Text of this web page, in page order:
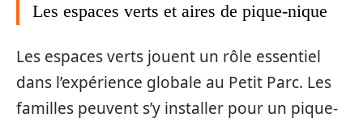
Les espaces verts et aires de pique-nique
Les espaces verts jouent un rôle essentiel
dans l’expérience globale au Petit Parc. Les
familles peuvent s’y installer pour un pique-